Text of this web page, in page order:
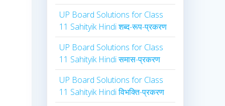
UP Board Solutions for Class
11 Sahityik Hindi शब्द-रूप-प्रकरण
UP Board Solutions for Class
11 Sahityik Hindi समास-प्रकरण
UP Board Solutions for Class
11 Sahityik Hindi विभक्ति-प्रकरण